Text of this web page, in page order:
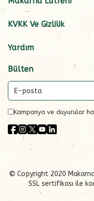
KVKK Ve Gizlilik
Yardım
Bülten
Kampanya ve duyurular
© Copyright 2020
SSL sertifikası ile